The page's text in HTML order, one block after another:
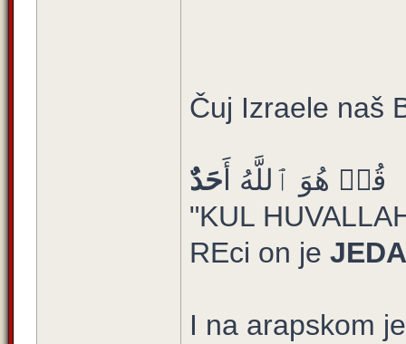
Čuj Izraele naš
قُلۡ هُوَ ٱللَّهُ أَ حَدٌ
"KUL
REci on je
I na arapskom